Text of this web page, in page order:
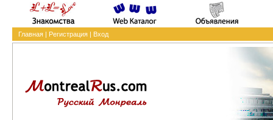
Главная| Регистрация| Вход